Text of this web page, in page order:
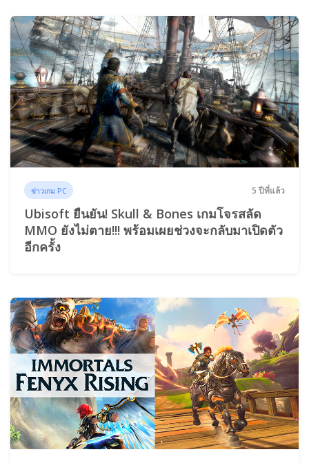
ข่าวเกม PC 5 ปีที่แล้ว
Ubisoft ยืนยัน! Skull & Bones เกมโจรสลัด
MMO ยังไม่ตาย!!! พร้อมเผยช่วงจะกลับมาเปิดตัว
อีกครั้ง